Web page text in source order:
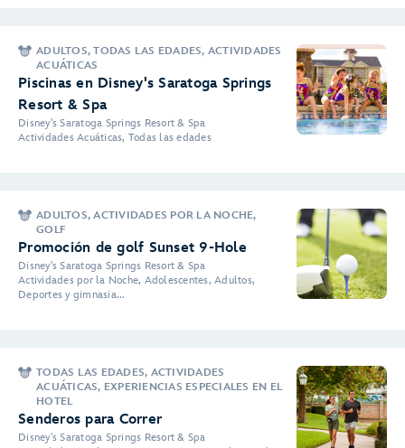
ADULTOS, TODAS LAS EDADES, ACTIVIDADES
ACUÁTICAS
Piscinas en Disney's Saratoga Springs
Resort & Spa
Disney's Saratoga Springs Resort & Spa
Actividades Acuáticas, Todas las edades
ADULTOS, ACTIVIDADES POR LA NOCHE,
GOLF
Promoción de golf Sunset 9-Hole
Disney's Saratoga Springs Resort & Spa
Actividades por la Noche, Adolescentes, Adultos,
Deportes y gimnasia...
TODAS LAS EDADES, ACTIVIDADES
ACUÁTICAS, EXPERIENCIAS ESPECIALES EN EL
HOTEL
Senderos para Correr
Disney's Saratoga Springs Resort & Spa